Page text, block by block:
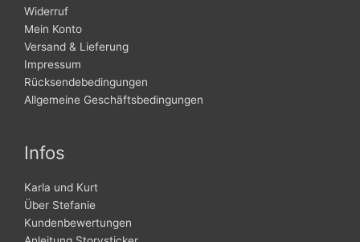
Widerruf
Mein Konto
Versand & Lieferung
Impressum
Rücksendebedingungen
Allgemeine Geschäftsbedingungen
Infos
Karla und Kurt
Über Stefanie
Kundenbewertungen